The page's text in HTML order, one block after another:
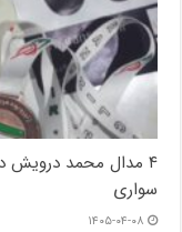
۴ مدال محمد درویش
سواری
۱۴۰۵-۰۴-۰۸